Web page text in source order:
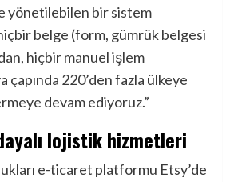
yönetilebilen bir sistem
belge (form, gümrük belgesi
hiçbir manuel işlem
çapında 220’den fazla ülkeye
devam ediyoruz.”
lojistik hizmetleri
e-ticaret platformu Etsy’de